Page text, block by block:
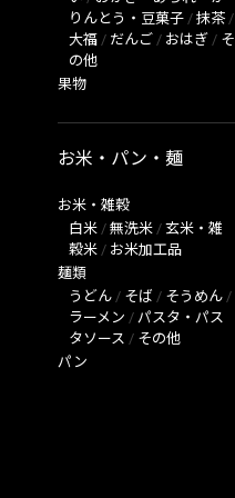
りんとう・豆菓子 / 抹茶 /
大福 / だんご / おはぎ / そ
の他
果物
お米・パン・麺
お米・雑穀
白米 / 無洗米 / 玄米・雑
穀米 / お米加工品
麺類
うどん / そば / そうめん /
ラーメン / パスタ・パス
タソース / その他
パン